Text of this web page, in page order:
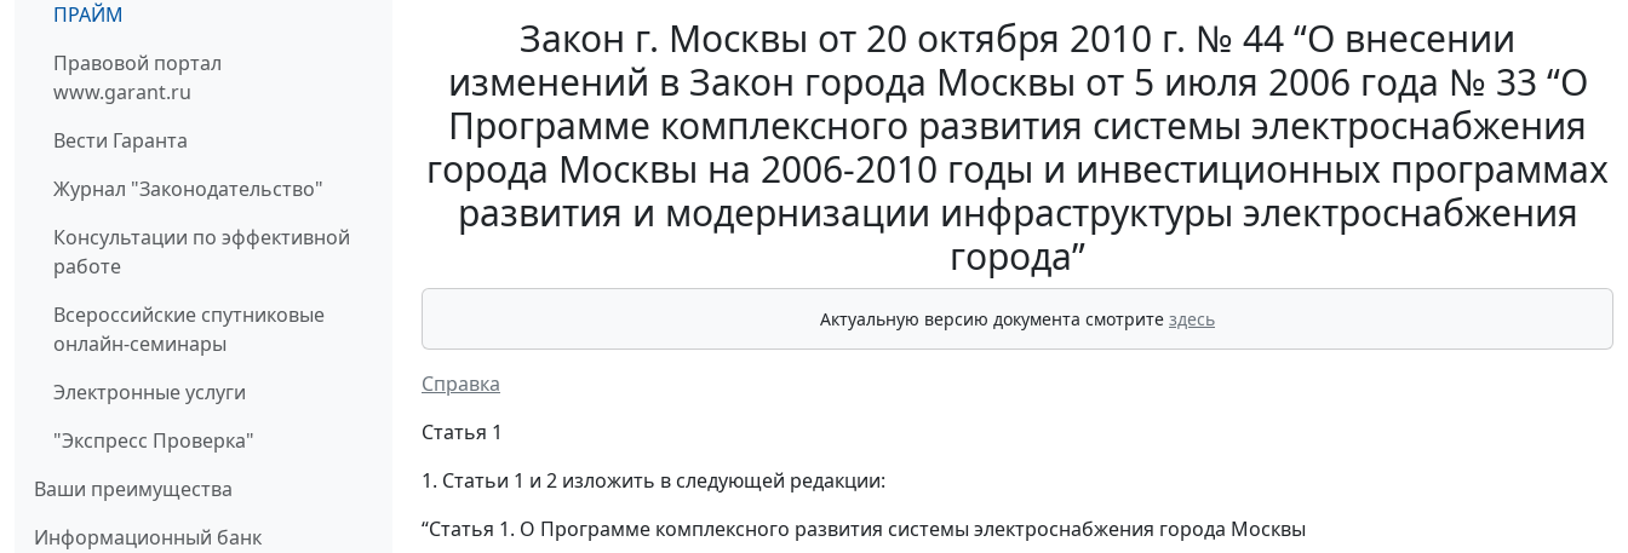
ПРАЙМ
Правовой портал
www.garant.ru
Вести Гаранта
Журнал "Законодательство"
Консультации по эффективной
работе
Всероссийские спутниковые
онлайн-семинары
Электронные услуги
"Экспресс Проверка"
Ваши преимущества
Информационный банк
Закон г. Москвы от 20 октября 2010 г. № 44 “О внесении
изменений в Закон города Москвы от 5 июля 2006 года № 33 “О
Программе комплексного развития системы электроснабжения
города Москвы на 2006-2010 годы и инвестиционных программах
развития и модернизации инфраструктуры электроснабжения
города”
Актуальную версию документа смотрите здесь
Справка
Статья 1
1. Статьи 1 и 2 изложить в следующей редакции:
“Статья 1. О Программе комплексного развития системы электроснабжения города Москвы